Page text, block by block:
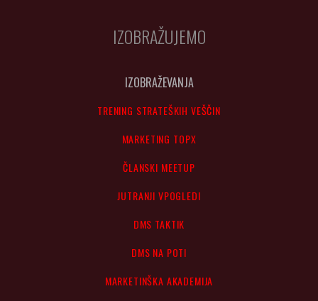
IZOBRAŽUJEMO
IZOBRAŽEVANJA
TRENING STRATEŠKIH VEŠČIN
MARKETING TOPX
ČLANSKI MEETUP
JUTRANJI VPOGLEDI
DMS TAKTIK
DMS NA POTI
MARKETINŠKA AKADEMIJA